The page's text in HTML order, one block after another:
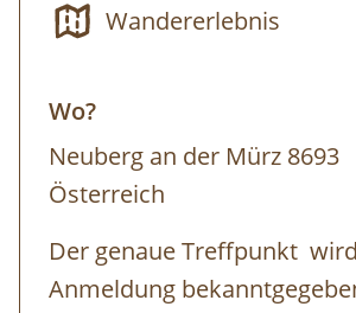
„perfektes Kunstwerk“ zu
Ausrüstung:
gute Jause, Sitz- oder
Schürze ( Ton lässt sich aber
Teilnehmer :max. 8 Personen
Wandererlebnis
Wo?
Neuberg an der Mürz 8693
Österreich
Der genaue Treffpunkt
Anmeldung